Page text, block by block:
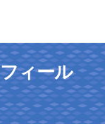
ィール